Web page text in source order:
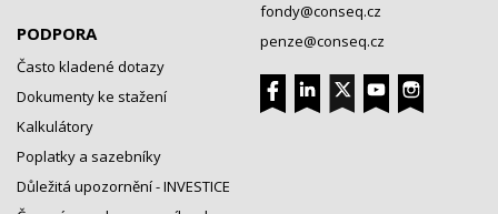
PODPORA
Často kladené dotazy
Dokumenty ke stažení
Kalkulátory
Poplatky a sazebníky
Důležitá upozornění - INVESTICE
fondy@conseq.cz
penze@conseq.cz